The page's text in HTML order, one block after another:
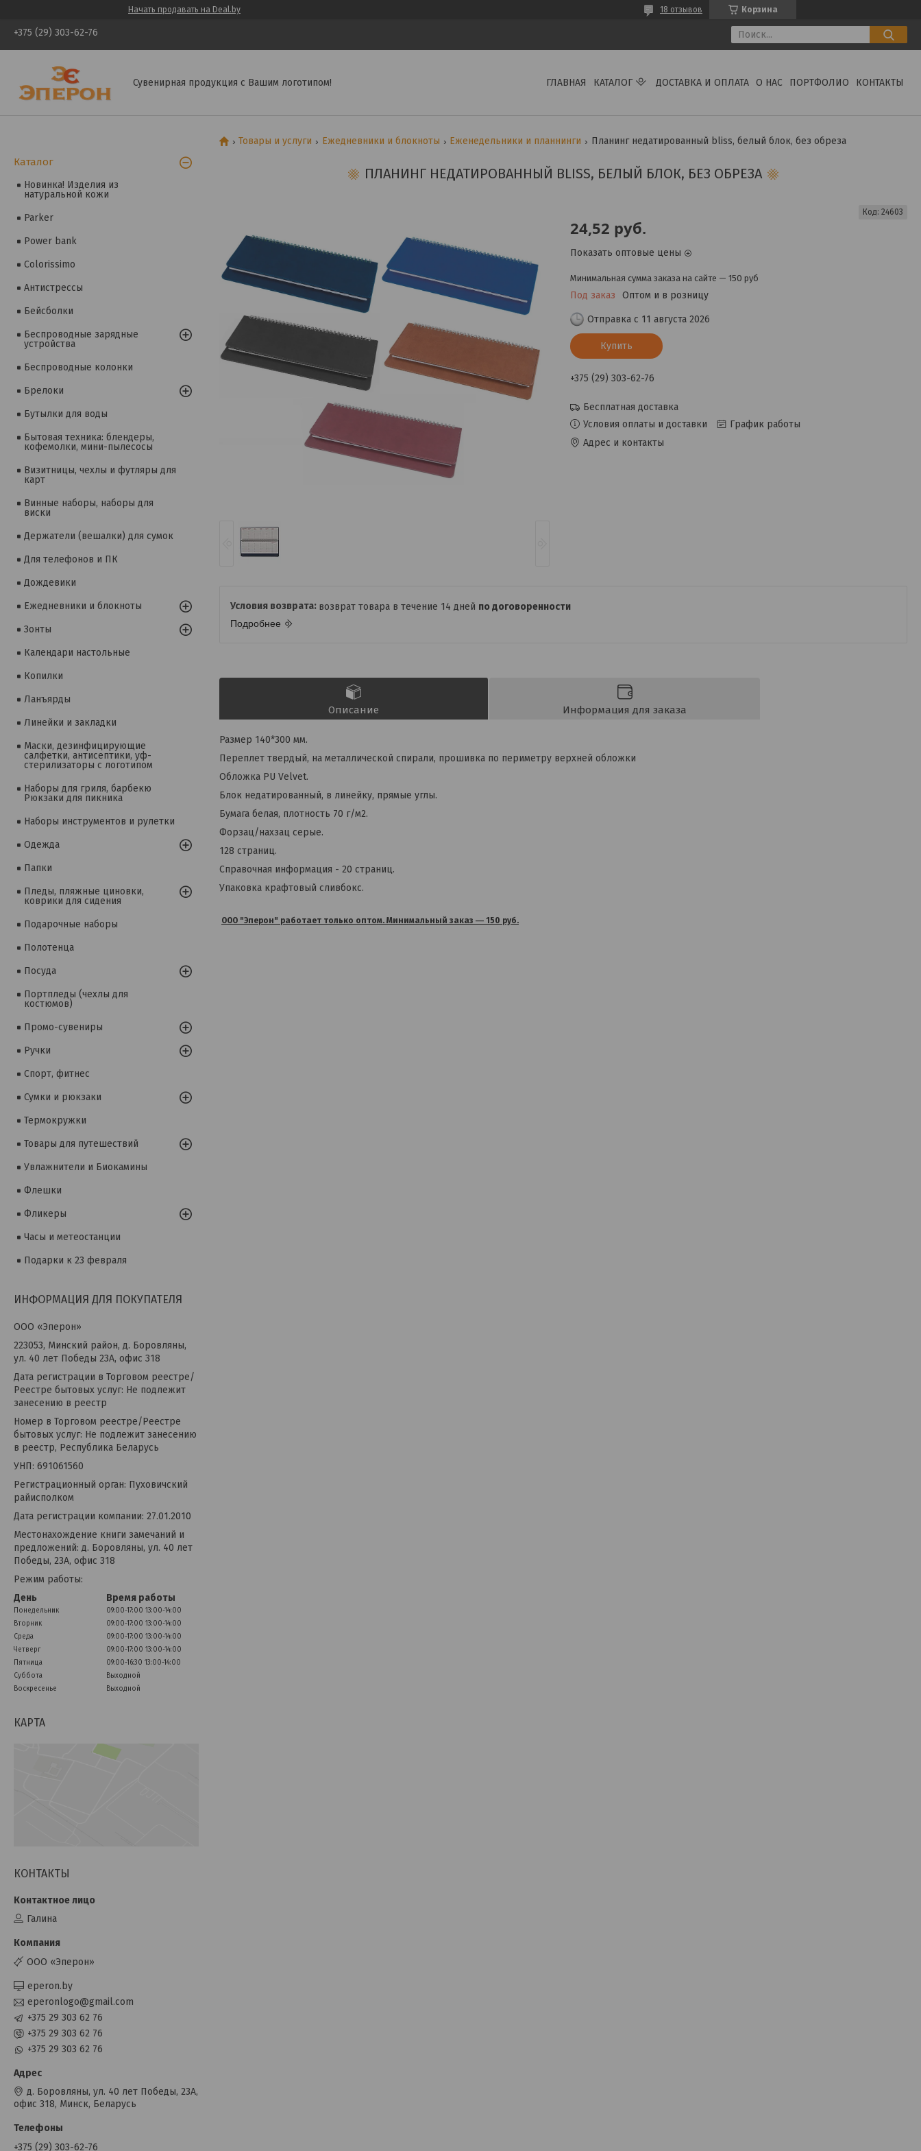
Начать продавать на Deal.by Корзина
18 отзывов
+375 (29) 303-62-76
Сувенирная продукция с Вашим логотипом! ГЛАВНАЯ КАТАЛОГ ДОСТАВКА И ОПЛАТА О НАС ПОРТФОЛИО КОНТАКТЫ
Товары и услуги Ежедневники и блокноты Еженедельники и планнинги Планинг недатированный bliss, белый блок, без обреза
ПЛАНИНГ НЕДАТИРОВАННЫЙ BLISS, БЕЛЫЙ БЛОК, БЕЗ ОБРЕЗА
24,52 руб.
Показать оптовые цены
Минимальная сумма заказа на сайте — 150 руб
Под заказ Оптом и в розницу
Код: 24603
Отправка с 11 августа 2026
Купить
+375 (29) 303-62-76
Бесплатная доставка
Условия оплаты и доставки
График работы
Адрес и контакты
возврат товара в течение 14 дней по договоренности
Подробнее
Описание Информация для заказа
Размер 140*300 мм.
Переплет твердый, на металлической спирали, прошивка по периметру верхней обложки
Обложка PU Velvet.
Блок недатированный, в линейку, прямые углы.
Бумага белая, плотность 70 г/м2.
Форзац/нахзац серые.
128 страниц.
Справочная информация - 20 страниц.
Упаковка крафтовый сливбокс.
ООО "Эперон" работает только оптом. Минимальный заказ ― 150 руб.
Каталог
Новинка! Изделия из
натуральной кожи
Parker
Power bank
Colorissimo
Антистрессы
Бейсболки
Беспроводные зарядные
устройства
Беспроводные колонки
Брелоки
Бутылки для воды
Бытовая техника: блендеры,
кофемолки, мини-пылесосы
Визитницы, чехлы и футляры для
карт
Винные наборы, наборы для
виски
Держатели (вешалки) для сумок
Для телефонов и ПК
Дождевики
Ежедневники и блокноты
Зонты
Календари настольные
Копилки
Ланъярды
Линейки и закладки
Маски, дезинфицирующие
салфетки, антисептики, уф-
стерилизаторы с логотипом
Наборы для гриля, барбекю
Рюкзаки для пикника
Наборы инструментов и рулетки
Одежда
Папки
Пледы, пляжные циновки,
коврики для сидения
Подарочные наборы
Полотенца
Посуда
Портпледы (чехлы для
костюмов)
Промо-сувениры
Ручки
Спорт, фитнес
Сумки и рюкзаки
Термокружки
Товары для путешествий
Увлажнители и Биокамины
Флешки
Фликеры
Часы и метеостанции
Подарки к 23 февраля
ИНФОРМАЦИЯ ДЛЯ ПОКУПАТЕЛЯ
OOO «Эперон»
223053, Минский район, д. Боровляны,
ул. 40 лет Победы 23А, офис 318
Дата регистрации в Торговом реестре/
Реестре бытовых услуг: Не подлежит
занесению в реестр
Номер в Торговом реестре/Реестре
бытовых услуг: Не подлежит занесению
в реестр, Республика Беларусь
УНП: 691061560
Регистрационный орган: Пуховичский
райисполком
Дата регистрации компании: 27.01.2010
Местонахождение книги замечаний и
предложений: д. Боровляны, ул. 40 лет
Победы, 23А, офис 318
Режим работы:
День
Время работы
Понедельник 09:00-17:00 13:00-14:00
Вторник
09:00-17:00 13:00-14:00
Среда
09:00-17:00 13:00-14:00
Четверг
09:00-17:00 13:00-14:00
Пятница
09:00-16:30 13:00-14:00
Суббота
Выходной
Воскресенье
Выходной
КАРТА
КОНТАКТЫ
Галина
OOO «Эперон»
eperon.by
eperonlogo@gmail.com
+375 29 303 62 76
+375 29 303 62 76
+375 29 303 62 76
д. Боровляны, ул. 40 лет Победы, 23А,
офис 318, Минск, Беларусь
+375 (29) 303-62-76